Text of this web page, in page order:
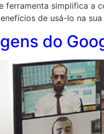
ferramenta simplifica a
de usá-lo na sua
do